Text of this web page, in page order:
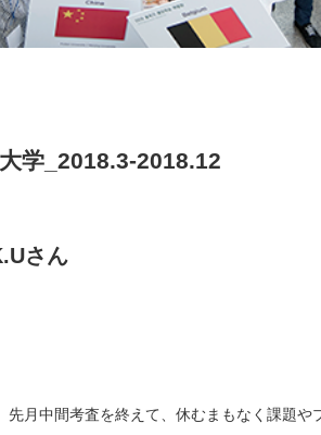
学_2018.3-2018.12
さん
先月中間考査を終えて、休むまもなく課題や